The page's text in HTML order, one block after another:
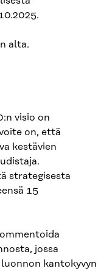
alta.
visio on
on, että
kestävien
strategisesta
15
jossa
kantokyvyn